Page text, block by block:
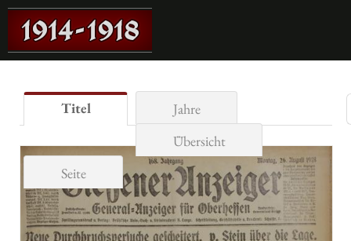
Titel
Jahre
Übersicht
Seite